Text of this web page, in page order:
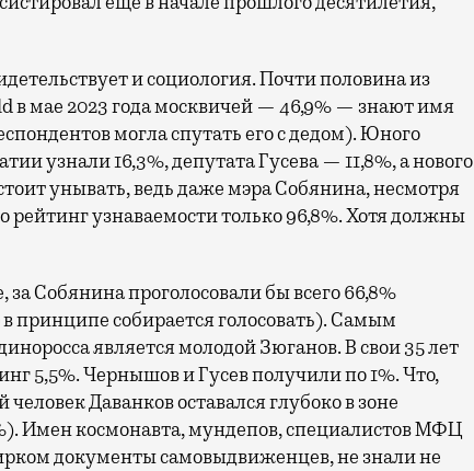
и социология. Почти половина из
в мае 2023 года москвичей — 46,9% — знают имя
могла спутать его с дедом). Юного
узнали 16,3%, депутата Гусева — 11,8%, а нового
унывать, ведь даже мэра Собянина, несмотря
рейтинг узнаваемости только 96,8%. Хотя должны
Собянина проголосовали бы всего 66,8%
принципе собирается голосовать). Самым
является молодой Зюганов. В свои 35 лет
5,5%. Чернышов и Гусев получили по 1%. Что,
Даванков оставался глубоко в зоне
Имен космонавта, мундепов, специалистов МФЦ
документы самовыдвиженцев, не знали не